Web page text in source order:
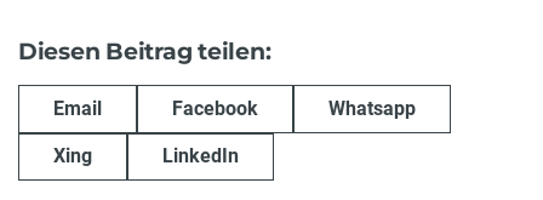
Diesen Beitrag teilen:
Email Facebook Whatsapp
Xing LinkedIn